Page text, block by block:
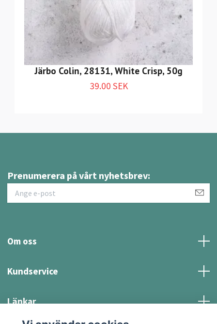
Järbo Colin, 28131, White Crisp, 50g
39.00 SEK
Prenumerera på vårt nyhetsbrev:
Om oss
Kundservice
Länkar